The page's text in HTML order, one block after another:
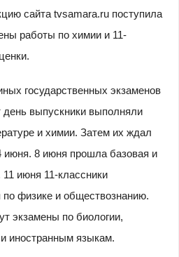
сайта tvsamara.ru поступила
работы по химии и 11-
государственных экзаменов
день выпускники выполняли
и химии. Затем их ждал
июня. 8 июня прошла базовая и
июня 11-классники
по физике и обществознанию.
экзамены по биологии,
иностранным языкам.